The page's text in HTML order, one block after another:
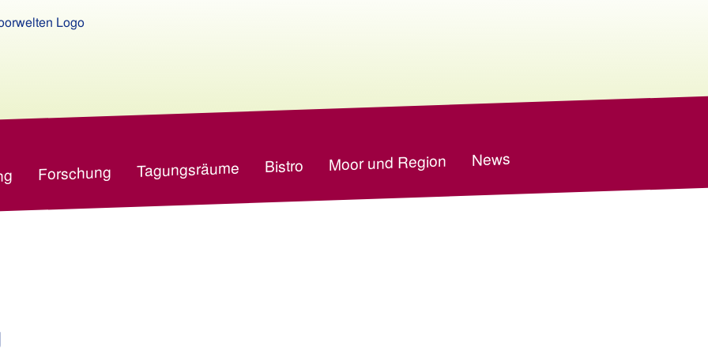
Forschung Tagungsräume Bistro Moor und Region News